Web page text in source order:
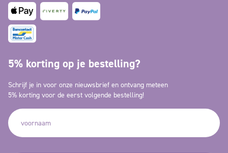
5% korting op je bestelling?
Schrijf je in voor onze nieuwsbrief en ontvang meteen
5% korting voor de eerst volgende bestelling!